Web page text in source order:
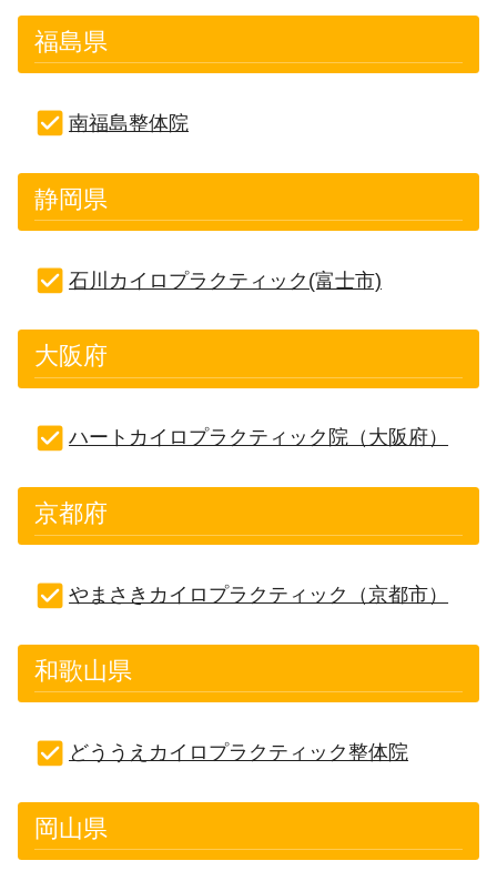
福島県
南福島整体院
静岡県
石川カイロプラクティック(富士市)
大阪府
ハートカイロプラクティック院（大阪府）
京都府
やまさきカイロプラクティック（京都市）
和歌山県
どううえカイロプラクティック整体院
岡山県